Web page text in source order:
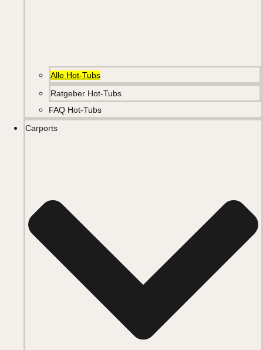
Alle Hot-Tubs
Ratgeber Hot-Tubs
FAQ Hot-Tubs
Carports